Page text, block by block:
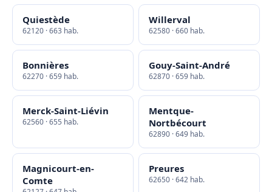
Quiestède
62120 · 663 hab.
Willerval
62580 · 660 hab.
Bonnières
62270 · 659 hab.
Gouy-Saint-André
62870 · 659 hab.
Merck-Saint-Liévin
62560 · 655 hab.
Mentque-
Nortbécourt
62890 · 649 hab.
Magnicourt-en-
Comte
Preures
62650 · 642 hab.